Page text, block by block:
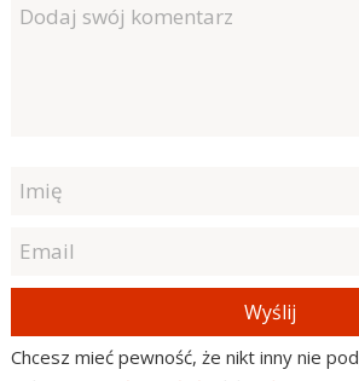
Wyślij
Chcesz mieć pewność, że nikt inny nie